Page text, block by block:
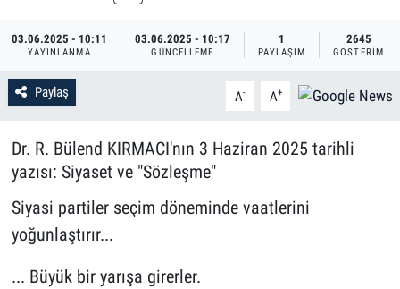
03.06.2025 - 10:11
YAYINLANMA
03.06.2025 - 10:17
GÜNCELLEME
1
PAYLAŞIM
2645
GÖSTERIM
Paylaş A- A+
Dr. R. Bülend KIRMACI'nın 3 Haziran 2025 tarihli
yazısı: Siyaset ve "Sözleşme"
Siyasi partiler seçim döneminde vaatlerini
yoğunlaştırır...
... Büyük bir yarışa girerler.